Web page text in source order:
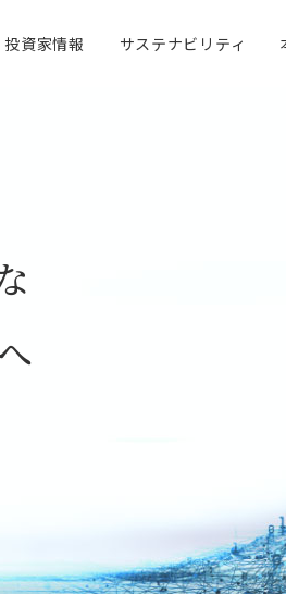
投資家情報 サステナビリティ